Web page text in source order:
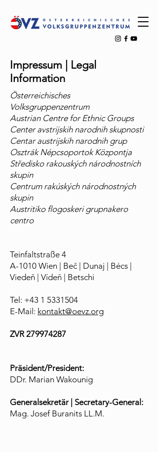
Impressum | Legal
Information
Österreichisches
Volksgruppenzentrum
Austrian Centre for Ethnic Groups
Center avstrijskih narodnih skupnosti
Centar austrijskih narodnih grup
Osztrák Népcsoportok Központja
Středisko rakouských národnostních
skupin
Centrum rakúských národnostných
skupin
Austritiko flogoskeri grupnakero
centro
Teinfaltstraße 4
A-1010 Wien | Beč | Dunaj | Bécs |
Viedeň | Vídeň | Betschi
Tel: +43 1 5331504
E-Mail: kontakt@oevz.org
ZVR279974287
Präsident/President:
DDr. Marian Wakounig
Generalsekretär | Secretary-General:
Mag. Josef Buranits LL.M.